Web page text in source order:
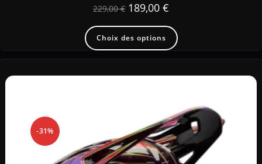
229,00€ 189,00 €
Choix des options
-31%